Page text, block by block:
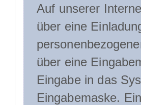
Auf unserer
über eine
über eine
Eingabe in das
Eingabemaske.